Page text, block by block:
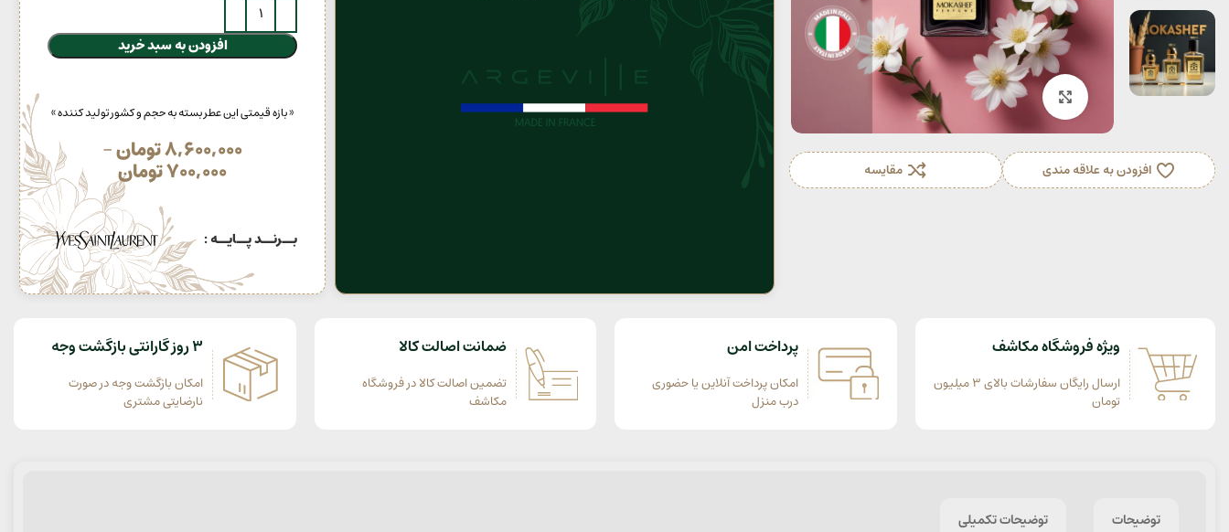
بزرگنمایی تصویر
افزودن به علاقه مندی مقایسه
افزودن به سبد خرید
« بازه قیمتی این عطر بسته به حجم و کشور تولید کننده »
8,600,000تومان–
700,000تومان
بــرنــد پــایــه :
ویژه فروشگاه مکاشف
ارسال رایگان سفارشات بالای 3 میلیون
تومان
پرداخت امن
امکان پرداخت آنلاین یا حضوری
درب منزل
ضمانت اصالت کالا
تضمین اصالت کالا در فروشگاه
مکاشف
3 روز گارانتی بازگشت وجه
امکان بازگشت وجه در صورت
نارضایتی مشتری
توضیحات توضیحات تکمیلی